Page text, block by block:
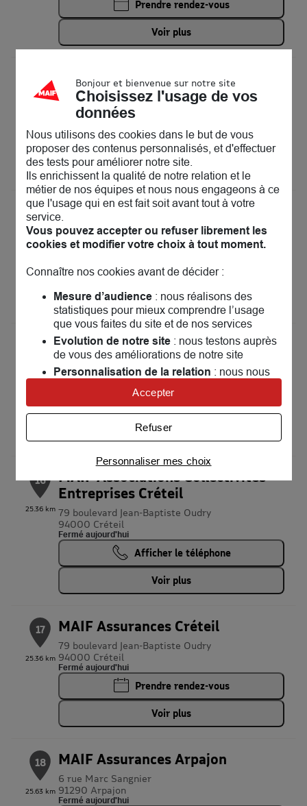
Prendre rendez-vous
Voir plus
MAIF Assurances Paris Magenta
15 boulevard Magenta
75010 Paris
Fermé aujourd'hui
Prendre rendez-vous
Voir plus
14
20.02 km
MAIF Assurances Paris Voltaire
128 boulevard Voltaire
75011 Paris
Prendre rendez-vous
Voir plus
15
24.52 km
MAIF Assurances Montreuil
93100 Montreuil
Voir plus
16
25.36 km
MAIF Associations Collectivités
Entreprises Créteil
79 boulevard Jean-Baptiste Oudry
94000 Créteil
Fermé aujourd'hui
Afficher le téléphone
Voir plus
17
25.36 km
MAIF Assurances Créteil
79 boulevard Jean-Baptiste Oudry
94000 Créteil
Fermé aujourd'hui
Prendre rendez-vous
Voir plus
18
25.63 km
MAIF Assurances Arpajon
6 rue Marc Sangnier
91290 Arpajon
Fermé aujourd'hui
Bonjour et bienvenue sur notre site
Choisissez l'usage de vos
données
Nous utilisons des cookies dans le but de vous
proposer des contenus personnalisés, et d'effectuer
des tests pour améliorer notre site.
Ils enrichissent la qualité de notre relation et le
métier de nos équipes et nous nous engageons à ce
que l'usage qui en est fait soit avant tout à votre
service.
Vous pouvez accepter ou refuser librement les
cookies et modifier votre choix à tout moment.
Connaître nos cookies avant de décider :
Mesure d’audience: nous réalisons des
statistiques pour mieux comprendre l’usage
que vous faites du site et de nos services
Evolution de notre site: nous testons auprès
de vous des améliorations de notre site
Personnalisation de la relation : nous nous
et personnaliser nos offres
Univers publicitaire: nous utilisons avec nos
partenaires des cookies pour afficher des
publicités personnalisées
Connaître notre politique cookies et la liste de nos
partenaires
Personnaliser mes choix
Refuser
Accepter